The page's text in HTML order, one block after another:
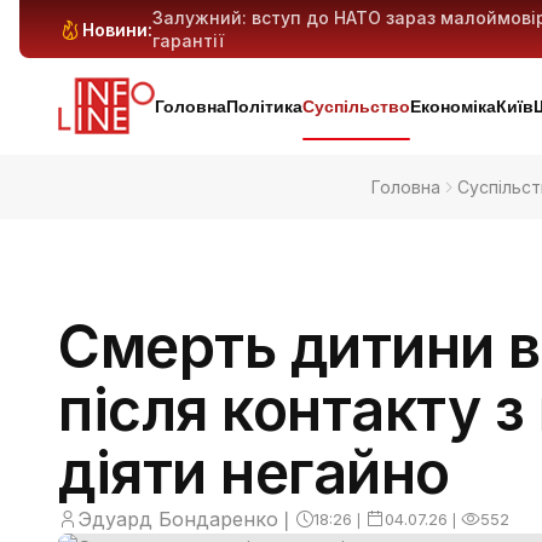
Новини:
Залужний: вступ до НАТО зараз
гарантії
Антибіотикорезистентність у дітей
Генеративний ШІ може витіснити мільйони
Київ і область під масованим ударом: 29
ГоловнаПолітикаСуспільствоЕкономікаКиїв
Головна
Смерть дитини
після контакту
діяти негайно
Эдуард Бондаренко ❘ 18:26 ❘ 04.07.26 ❘ 552